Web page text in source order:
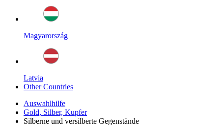
Magyarország
Latvia
Other Countries
Auswahlhilfe
Gold, Silber, Kupfer
Silberne und versilberte Gegenstände